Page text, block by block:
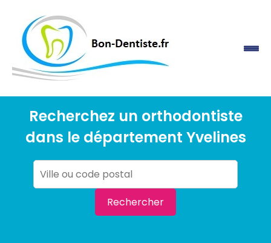
Recherchez un orthodontiste
dans le département Yvelines
Rechercher